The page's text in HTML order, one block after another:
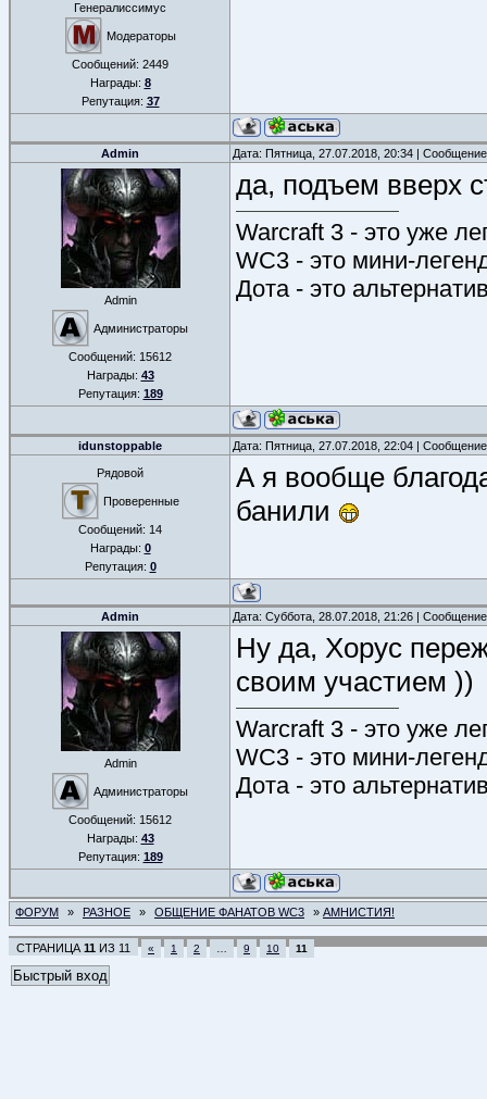
Генералиссимус
Модераторы
Сообщений: 2449
Награды: 8
Репутация: 37
Admin Дата: Пятница, 27.07.2018, 20:34 |
Admin
Администраторы
Сообщений: 15612
Награды: 43
Репутация: 189
да, подъем вверх
Warcraft 3 - это уже
WC3 - это мини-
Дота - это
idunstoppable Дата: Пятница, 27.07.2018, 22:04 |
Рядовой
Проверенные
Сообщений: 14
Награды: 0
Репутация: 0
А я вообще
банили
Admin Дата: Суббота, 28.07.2018, 21:26 |
Admin
Администраторы
Сообщений: 15612
Награды: 43
Репутация: 189
Ну да, Хорус
своим участием ))
Warcraft 3 - это уже
WC3 - это мини-
Дота - это
ФОРУМ » РАЗНОЕ » ОБЩЕНИЕ ФАНАТОВ WC3 » АМНИСТИЯ!
СТРАНИЦА 11 ИЗ 11 « 1 2 9 10 11